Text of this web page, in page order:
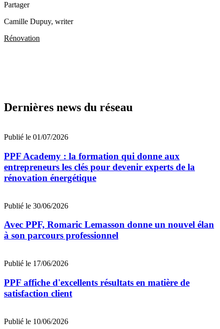
Partager
Camille Dupuy, writer
Rénovation
Dernières news du réseau
Publié le 01/07/2026
PPF Academy : la formation qui donne aux
entrepreneurs les clés pour devenir experts de la
rénovation énergétique
Publié le 30/06/2026
Avec PPF, Romaric Lemasson donne un nouvel élan
à son parcours professionnel
Publié le 17/06/2026
PPF affiche d'excellents résultats en matière de
satisfaction client
Publié le 10/06/2026